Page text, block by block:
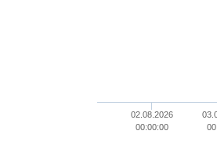
02.08.2026
00:00:00